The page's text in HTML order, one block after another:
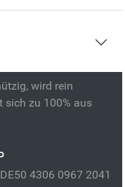
wird rein
sich zu 100% aus
4306 0967 2041